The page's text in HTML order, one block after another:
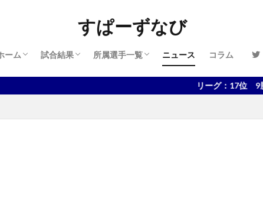
すぱーずなび
ーム
管理人情報
プライバシーポリシー
お問い合わせ
試合結果
2024-2025
2023-2024
2022-2023
2021-2022
2020-2021
2019-2020
2018-2019
2017-2018
所属選手一覧
2024-2025
2023-2024
2022-2023
2021-2022
2020-2021
2019-2020
2018-2019
2017-2018
2016-2017
ニュース コラム
リーグ：17位 9勝17敗11